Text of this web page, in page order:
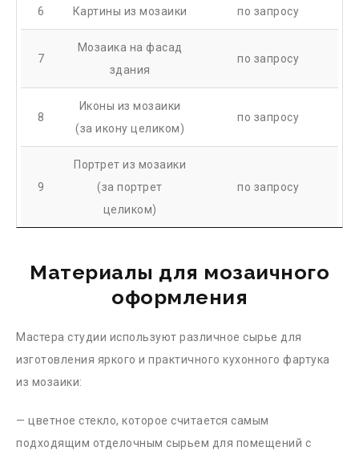
6 Картины из мозаики по запросу
7
Мозаика на фасад
здания
по запросу
8
Иконы из мозаики
(за икону целиком)
по запросу
9
Портрет из мозаики
(за портрет
целиком)
по запросу
Материалы для мозаичного
оформления
Мастера студии используют различное сырье для
изготовления яркого и практичного кухонного фартука
из мозаики:
— цветное стекло, которое считается самым
подходящим отделочным сырьем для помещений с